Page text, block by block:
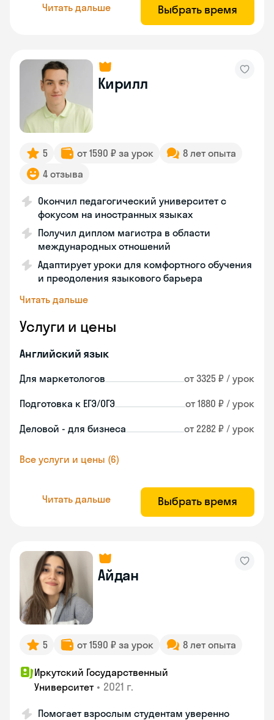
Читать дальше Выбрать время
Кирилл
5 от 1590 ₽ за урок
8 лет опыта
4 отзыва
Окончил педагогический университет с
фокусом на иностранных языках
Получил диплом магистра в области
международных отношений
Адаптирует уроки для комфортного обучения
и преодоления языкового барьера
Читать дальше
Услуги и цены
Английский язык
Для маркетологов от 3325 ₽ / урок
Подготовка к ЕГЭ/ОГЭ от 1880 ₽ / урок
Деловой - для бизнеса от 2282 ₽ / урок
Все услуги и цены (6)
Читать дальше Выбрать время
Айдан
5 от 1590 ₽ за урок 8 лет опыта
Иркутский Государственный
Университет • 2021 г.
Помогает взрослым студентам уверенно